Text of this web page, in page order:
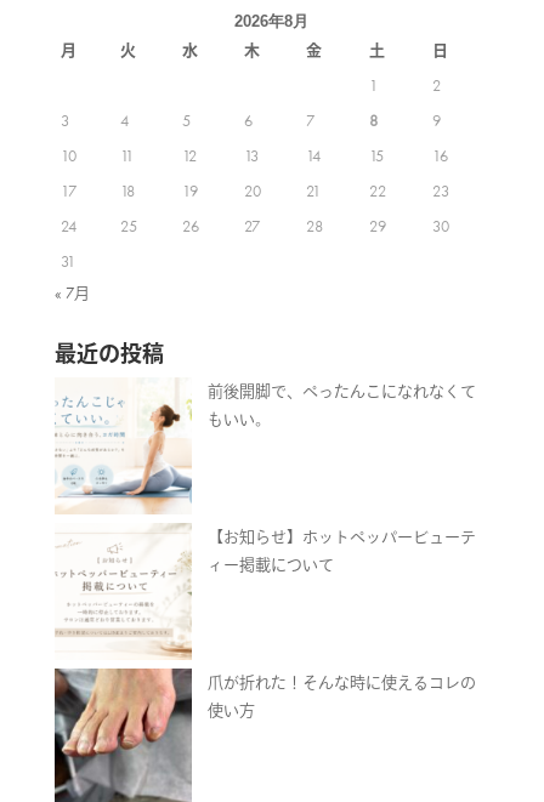
2026年8月
月 火 水 木 金 土
日
1
2
3
4 5 6 7 8
9
10
11 12 13 14 15
16
17
18 19 20 21 22
23
24
25 26 27 28 29
30
31
« 7月
最近の投稿
前後開脚で、ぺったんこになれなくて
もいい。
【お知らせ】ホットペッパービューテ
ィー掲載について
爪が折れた！そんな時に使えるコレの
使い方